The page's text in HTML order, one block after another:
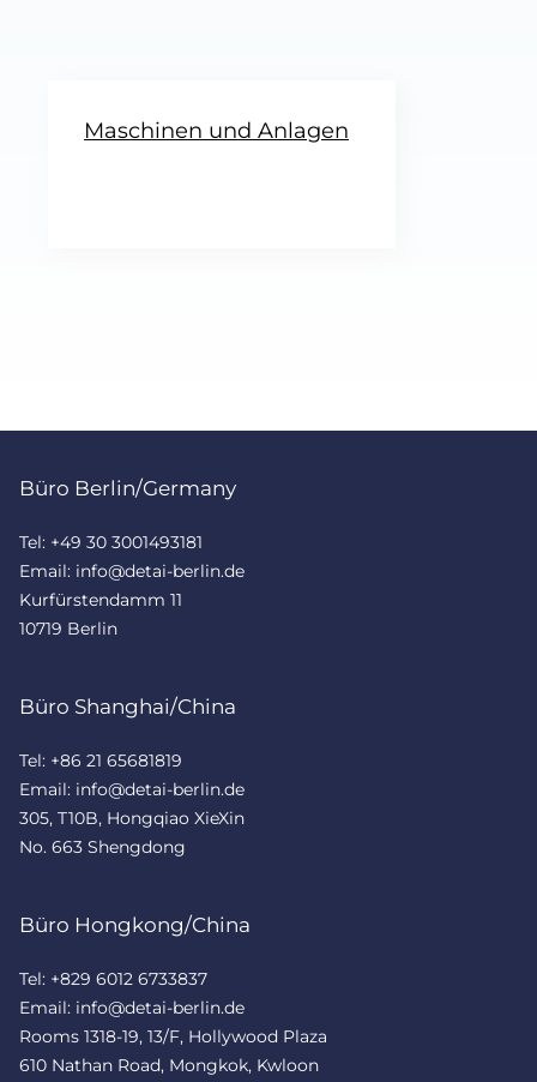
Maschinen und Anlagen
Büro Berlin/Germany
Tel: +49 30 3001493181
Email: info@detai-berlin.de
Kurfürstendamm 11
10719 Berlin
Büro Shanghai/China
Tel: +86 21 65681819
Email: info@detai-berlin.de
305, T10B, Hongqiao XieXin
No. 663 Shengdong
Büro Hongkong/China
Tel: +829 6012 6733837
Email: info@detai-berlin.de
Rooms 1318-19, 13/F, Hollywood Plaza
610 Nathan Road, Mongkok, Kwloon